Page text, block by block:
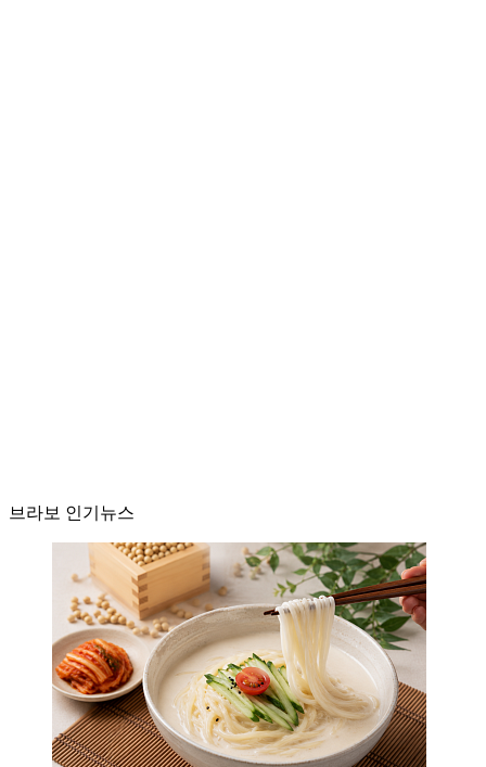
브라보 인기뉴스